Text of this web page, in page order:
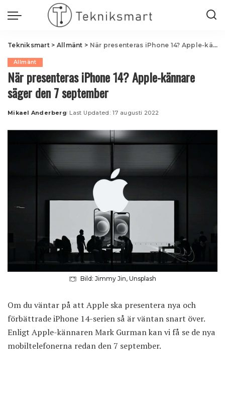
Tekniksmart> Allmänt > När presenteras iPhone 14? Apple-kännare säger den 7 september
Allmänt
När presenteras iPhone 14? Apple-kännare
säger den 7 september
Posted
Mikael Anderberg Last Updated: 17 augusti 2022
Bild: Jimmy Jin, Unsplash
Om du väntar på att Apple ska presentera nya och
förbättrade iPhone 14-serien så är väntan snart över.
Enligt Apple-kännaren Mark Gurman kan vi få se de nya
mobiltelefonerna redan den 7 september.